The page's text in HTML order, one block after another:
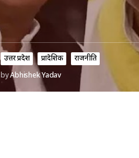
उत्तर प्रदेश प्रादेशिक
राजनीति
byAbhishek Yadav